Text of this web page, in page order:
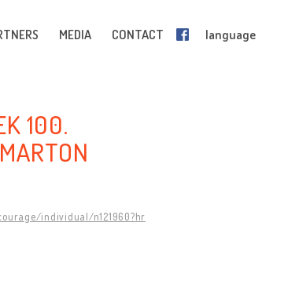
MEDIA CONTACT language
100.
individual/n121960?hr